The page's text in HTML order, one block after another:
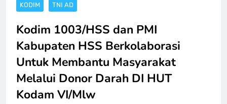
KODIM TNI AD
Kodim 1003/HSS dan PMI
Kabupaten HSS Berkolaborasi
Untuk Membantu Masyarakat
Melalui Donor Darah DI HUT
Kodam VI/Mlw